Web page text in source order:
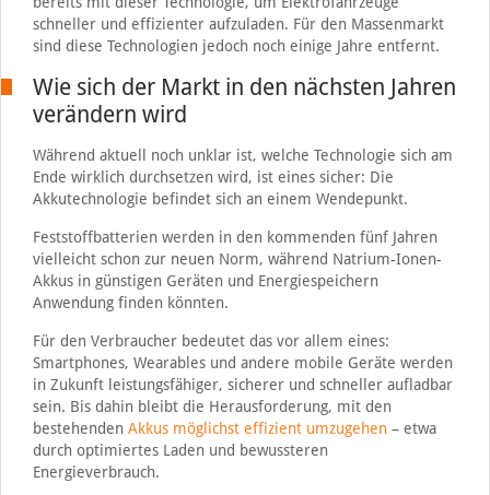
schneller und effizienter aufzuladen. Für den Massenmarkt
sind diese Technologien jedoch noch einige Jahre entfernt.
Wie sich der Markt in den nächsten Jahren
verändern wird
Während aktuell noch unklar ist, welche Technologie sich am
Ende wirklich durchsetzen wird, ist eines sicher: Die
Akkutechnologie befindet sich an einem Wendepunkt.
Feststoffbatterien werden in den kommenden fünf Jahren
vielleicht schon zur neuen Norm, während Natrium-Ionen-
Akkus in günstigen Geräten und Energiespeichern
Anwendung finden könnten.
Für den Verbraucher bedeutet das vor allem eines:
Smartphones, Wearables und andere mobile Geräte werden
in Zukunft leistungsfähiger, sicherer und schneller aufladbar
sein. Bis dahin bleibt die Herausforderung, mit den
bestehenden Akkus möglichst effizient umzugehen– etwa
durch optimiertes Laden und bewussteren
Energieverbrauch.